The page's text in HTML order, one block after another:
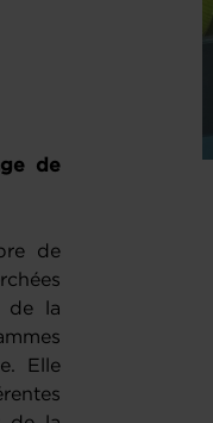
de
de
de la
Elle